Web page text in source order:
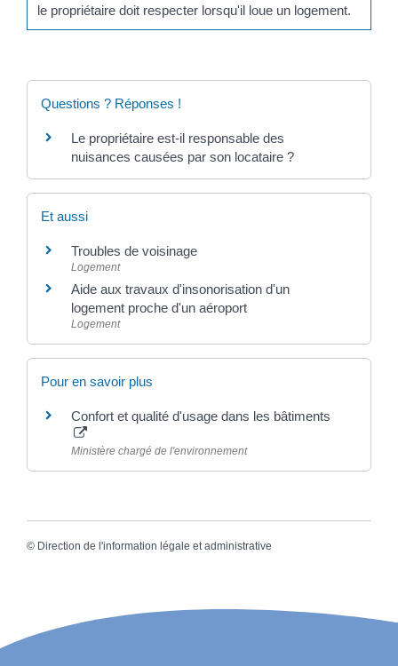
le propriétaire doit respecter lorsqu'il loue un logement.
Questions ? Réponses !
Le propriétaire est-il responsable des
nuisances causées par son locataire ?
Et aussi
Troubles de voisinage
Logement
Aide aux travaux d'insonorisation d'un
logement proche d'un aéroport
Logement
Pour en savoir plus
Confort et qualité d'usage dans les bâtiments
Ministère chargé de l'environnement
© Direction de l'information légale et administrative